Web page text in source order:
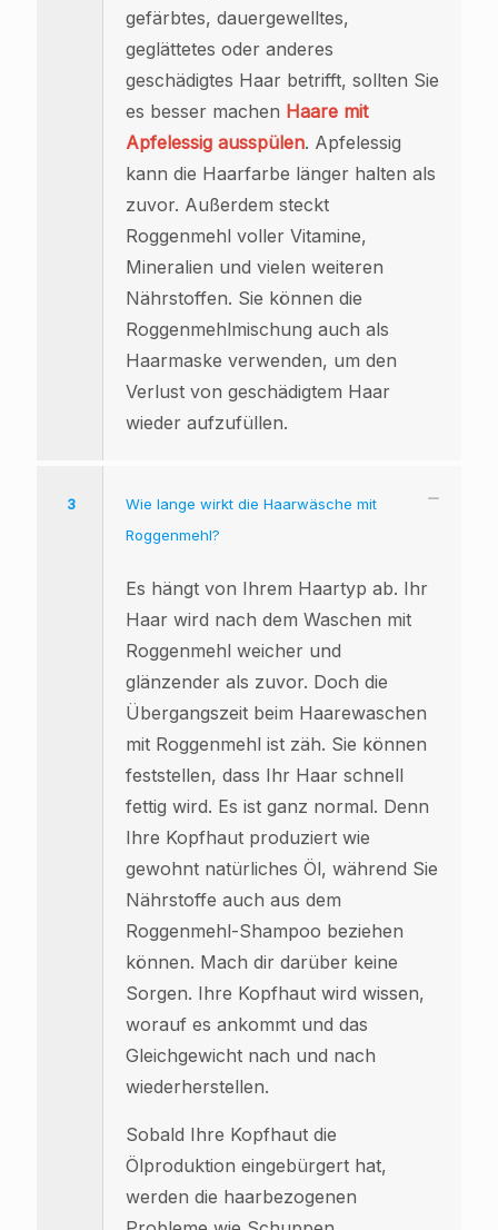
gefärbtes, dauergewelltes,
geglättetes oder anderes
geschädigtes Haar betrifft, sollten Sie
es besser machen Haare mit
Apfelessig ausspülen. Apfelessig
kann die Haarfarbe länger halten als
zuvor. Außerdem steckt
Roggenmehl voller Vitamine,
Mineralien und vielen weiteren
Nährstoffen. Sie können die
Roggenmehlmischung auch als
Haarmaske verwenden, um den
Verlust von geschädigtem Haar
wieder aufzufüllen.
3
Wie lange wirkt die Haarwäsche mit
Roggenmehl?
Es hängt von Ihrem Haartyp ab. Ihr
Haar wird nach dem Waschen mit
Roggenmehl weicher und
glänzender als zuvor. Doch die
Übergangszeit beim Haarewaschen
mit Roggenmehl ist zäh. Sie können
feststellen, dass Ihr Haar schnell
fettig wird. Es ist ganz normal. Denn
Ihre Kopfhaut produziert wie
gewohnt natürliches Öl, während Sie
Nährstoffe auch aus dem
Roggenmehl-Shampoo beziehen
können. Mach dir darüber keine
Sorgen. Ihre Kopfhaut wird wissen,
worauf es ankommt und das
Gleichgewicht nach und nach
wiederherstellen.
Sobald Ihre Kopfhaut die
Ölproduktion eingebürgert hat,
werden die haarbezogenen